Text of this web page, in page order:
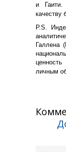
и Гаити.
качеству
P.S.
Галлена
личным